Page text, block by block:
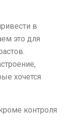
в
это для
хочется
контроля